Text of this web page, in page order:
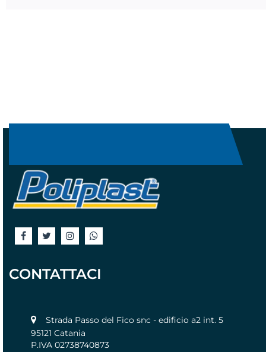
CONTATTACI
Strada Passo del Fico snc - edificio a2 int. 5
95121 Catania
P.IVA 02738740873